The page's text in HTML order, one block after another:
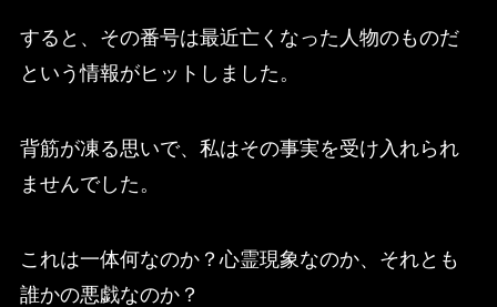
すると、その番号は最近亡くなった人物のものだ
という情報がヒットしました。
背筋が凍る思いで、私はその事実を受け入れられ
ませんでした。
これは一体何なのか？心霊現象なのか、それとも
誰かの悪戯なのか？